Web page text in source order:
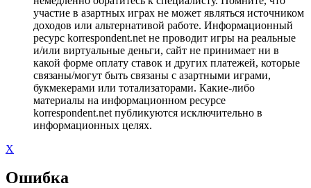
участие в азартных играх не может являться источником
доходов или альтернативой работе. Информационный
ресурс korrespondent.net не проводит игры на реальные
и/или виртуальные деньги, сайт не принимает ни в
какой форме оплату ставок и других платежей, которые
связаны/могут быть связаны с азартными играми,
букмекерами или тотализаторами. Какие-либо
материалы на информационном ресурсе
korrespondent.net публикуются исключительно в
информационных целях.
X
Ошибка